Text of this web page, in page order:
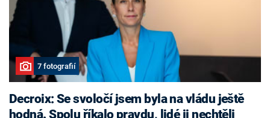
7 fotografií
Decroix: Se svoločí jsem byla na vládu ještě
hodná. Spolu říkalo pravdu, lidé ji nechtěli